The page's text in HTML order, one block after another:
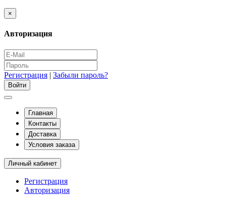
×
Авторизация
Регистрация | Забыли пароль?
Главная
Контакты
Доставка
Условия заказа
Личный кабинет
Регистрация
Авторизация